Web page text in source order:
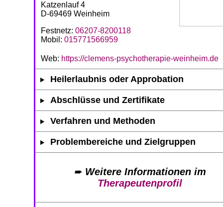
Katzenlauf 4
D-69469 Weinheim
Festnetz: 06207-8200118
Mobil: 015771566959
Web: https://clemens-psychotherapie-weinheim.de
Heilerlaubnis oder Approbation
Abschlüsse und Zertifikate
Verfahren und Methoden
Problembereiche und Zielgruppen
➨ Weitere Informationen im
Therapeutenprofil